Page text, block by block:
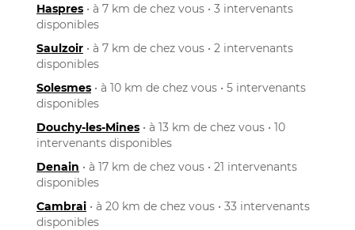
Haspres • à 7 km de chez vous • 3 intervenants
disponibles
Saulzoir • à 7 km de chez vous • 2 intervenants
disponibles
Solesmes • à 10 km de chez vous • 5 intervenants
disponibles
Douchy-les-Mines • à 13 km de chez vous • 10
intervenants disponibles
Denain • à 17 km de chez vous • 21 intervenants
disponibles
Cambrai • à 20 km de chez vous • 33 intervenants
disponibles